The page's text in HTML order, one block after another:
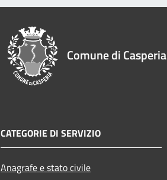
Comune di Casperia
CATEGORIE DI SERVIZIO
Anagrafe e stato civile